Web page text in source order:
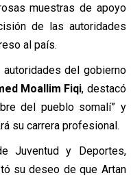
muestras de apoyo
de las autoridades
al país.
del gobierno
Moallim Fiqi, destacó
del pueblo somalí” y
su carrera profesional.
Juventud y Deportes,
su deseo de que Artan